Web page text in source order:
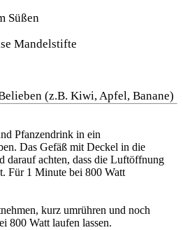
Süßen
Mandelstifte
(z.B. Kiwi, Apfel, Banane)
Pfanzendrink in ein
Das Gefäß mit Deckel in die
darauf achten, dass die Luftöffnung
Für 1 Minute bei 800 Watt
kurz umrühren und noch
800 Watt laufen lassen.